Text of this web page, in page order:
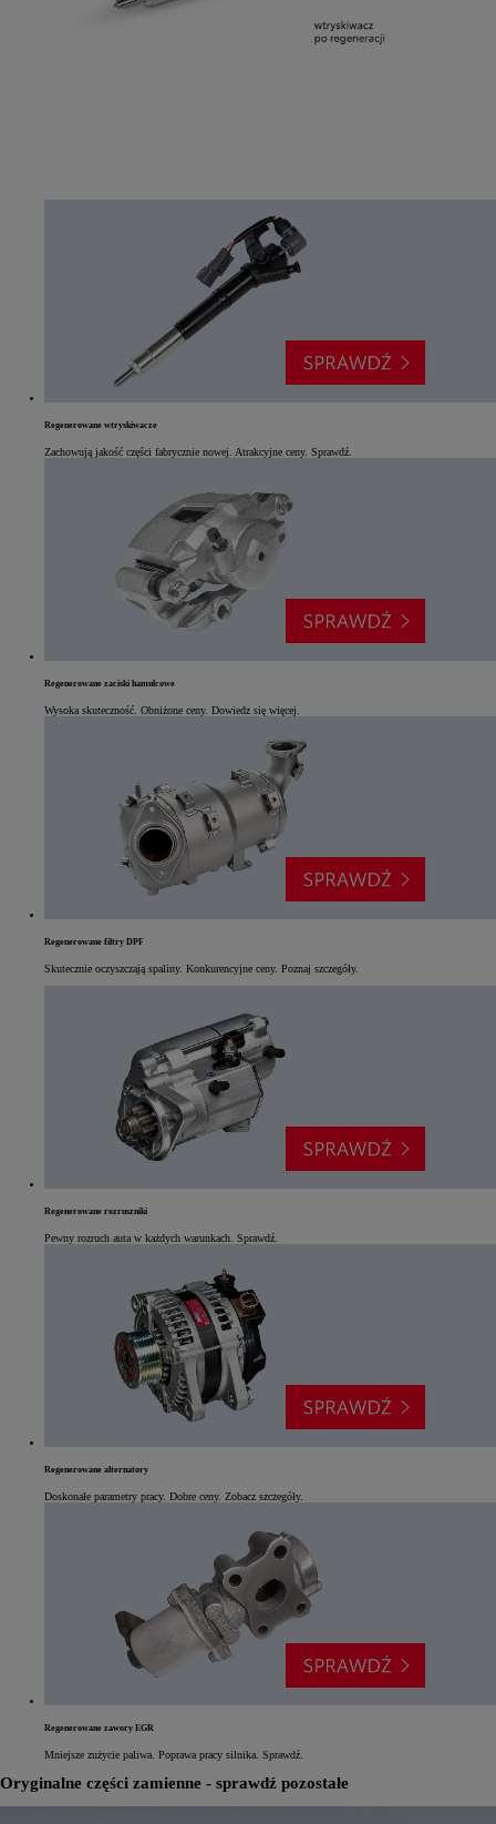
Regenerowane wtryskiwacze
Zachowują jakość części fabrycznie nowej. Atrakcyjne ceny. Sprawdź.
Regenerowane zaciski hamulcowe
Wysoka skuteczność. Obniżone ceny. Dowiedz się więcej.
Regenerowane filtry DPF
Skutecznie oczyszczają spaliny. Konkurencyjne ceny. Poznaj szczegóły.
Regenerowane rozruszniki
Pewny rozruch auta w każdych warunkach. Sprawdź.
Regenerowane alternatory
Doskonałe parametry pracy. Dobre ceny. Zobacz szczegóły.
Regenerowane zawory EGR
Mniejsze zużycie paliwa. Poprawa pracy silnika. Sprawdź.
Oryginalne części zamienne - sprawdź pozostałe